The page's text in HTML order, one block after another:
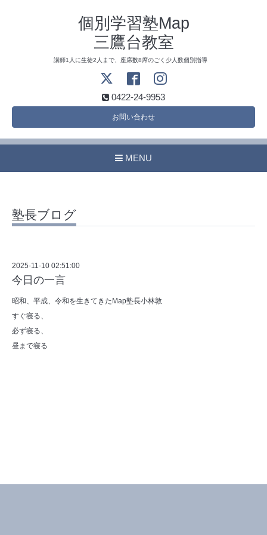
個別学習塾Map
三鷹台教室
講師1人に生徒2人まで、座席数8席のごく少人数個別指導
0422-24-9953
お問い合わせ
MENU
塾長ブログ
2025-11-10 02:51:00
今日の一言
昭和、平成、令和を生きてきたMap塾長小林敦
すぐ寝る、
必ず寝る、
昼まで寝る